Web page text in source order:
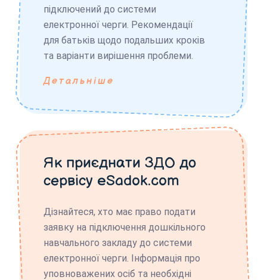
підключений до системи
електронної черги. Рекомендації
для батьків щодо подальших кроків
та варіанти вирішення проблеми.
Детальніше
Як приєднати ЗДО до
сервісу eSadok.com
Дізнайтеся, хто має право подати
заявку на підключення дошкільного
навчального закладу до системи
електронної черги. Інформація про
уповноважених осіб та необхідні